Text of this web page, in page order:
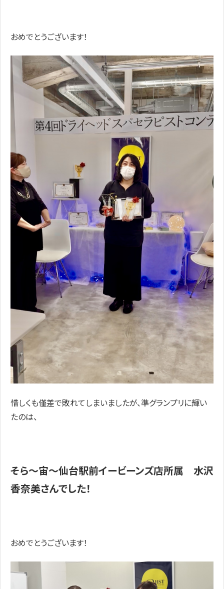
おめでとうございます！
惜しくも僅差で敗れてしまいましたが、準グランプリに輝い
たのは、
そら～宙～仙台駅前イービーンズ店所属 水沢
香奈美さんでした！
おめでとうございます！